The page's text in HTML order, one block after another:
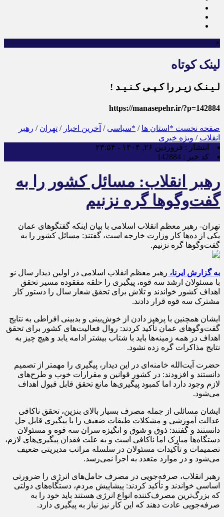
×
لینک کوتاه
لـیـنـک زیـر را کـپـی کـنـیـد !
https://manasepehr.ir/?p=142884
صفحه نخست *استان ها / *سیاسی / آخرین اخبار / تهران / رهبر
انقلاب / ویژه خبری
انتشار : فروردین ۲۶, ۱۴۰۴ - ۲۳:۵۴
کد خبر : 142884
رهبر انقلاب: مسائل کشور را به
گفت‌وگوها گره نزنیم
تهران- رهبر معظم انقلاب اسلامی با بیان اینکه گفتگوهای عمان
یکی از ده‌ها کار وزارت خارجه است، گفتند: مسائل کشور را به
گفت‌وگوها گره نزنیم.
به گزارش ایرنا، رهبر معظم انقلاب اسلامی در اولین دیدار سال نو
با مسئولان ارشد سه قوه، پیگیری را حلقه مفقوده مسیر تحقق
اهداف کشور خواندند و تلاش برای تحقق شعار سال را دستور کار
مشترک سه قوه قرار دادند.
ایشان همچنین با پرهیز دادن از خوش‌بینی و بدبینی افراطی به نتایج
گفت‌وگوهای عمان تأکید کردند: روال فعالیت‌های کشور برای تحقق
اهداف در همه زمینه‌ها باید با شتاب بیشتر ادامه یابد و هیچ چیز به
نتایج مذاکرات گره زده نشود.
حضرت آیت‌الله خامنه‌ای در این دیدار، پیگیری را مهمتر از تصمیم
دانستند و افزودند: در کشور قوانین و مقرارات خوب و طرح‌های
لازم وجود دارد اما کمبود پیگیری‌ها مانع تحقق قابل قبول اهداف
می‌شود.
ایشان مسائلی از جمله مصرف بسیار بالای بنزین، تحقق ناکافی
عدالت آموزشی و مشکلات طبقات ضعیف را با پیگیری قابل حل
دانستند و گفتند: ذوق و شوق و انگیزه سران سه قوه و مسئولان
دستگاه‌ها مبارک اما ناکافی است و به علت فقدان پیگیری‌های لازم،
تصمیمات و تأکیدات مسئولان در سلسله مراتب مدیریتی ضعیف
می‌شود و در موارد متعدد به اجرا نمی‌رسد.
رهبر انقلاب، صرفه‌جویی در مصرف حامل‌های انرژی را ضرورتی
اساسی خواندند و تأکید کردند: پیشاپیش مردم، دستگاه‌های دولتی
که بزرگ‌ترین مصرف‌کننده انواع انرژی هستند باید خود را به
صرفه‌جویی عادت دهند که این کار نیز نیاز به پیگیری دارد.